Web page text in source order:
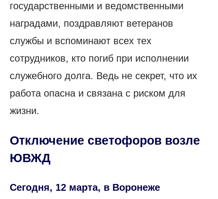
государственными и ведомственными
наградами, поздравляют ветеранов
службы и вспоминают всех тех
сотрудников, кто погиб при исполнении
служебного долга. Ведь не секрет, что их
работа опасна и связана с риском для
жизни.
Отключение светофоров возле
ЮВЖД
Сегодня, 12 марта, в Воронеже